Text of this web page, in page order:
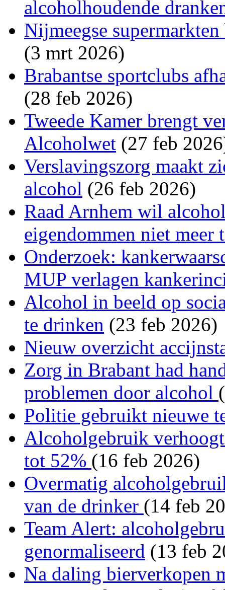
alcoholhoudende
Nijmeegse
(3 mrt 2026)
Brabantse sportclubs
(28 feb 2026)
Tweede Kamer brengt
Alcoholwet (27 feb
Verslavingszorg maakt
alcohol (26 feb 2026)
Raad Arnhem wil
eigendommen niet meer
Onderzoek:
MUP verlagen
Alcohol in beeld op
te drinken (23 feb 2026)
Nieuw overzicht
Zorg in Brabant had
problemen door alcohol
Politie gebruikt nieuwe
Alcoholgebruik
tot 52% (16 feb 2026)
Overmatig
van de drinker (14 feb
Team Alert:
genormaliseerd (13 feb
Na daling bierverkopen